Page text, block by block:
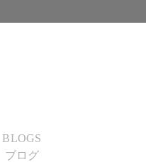
BLOGS
ブログ